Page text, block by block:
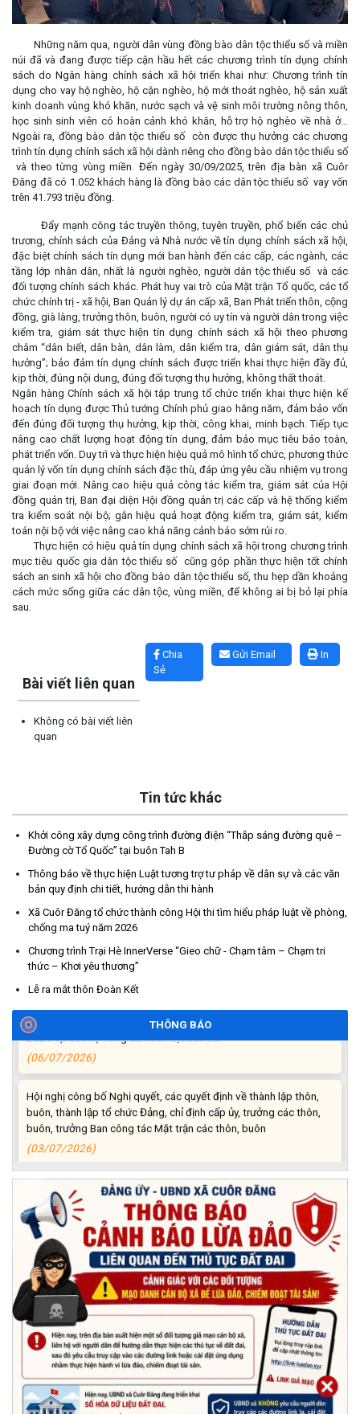
Những năm qua, người dân vùng đồng bào dân tộc thiểu số và miền
núi đã và đang được tiếp cận hầu hết các chương trình tín dụng chính
sách do Ngân hàng chính sách xã hội triển khai như: Chương trình tín
dụng cho vay hộ nghèo, hộ cận nghèo, hộ mới thoát nghèo, hộ sản xuất
kinh doanh vùng khó khăn, nước sạch và vệ sinh môi trường nông thôn,
học sinh sinh viên có hoàn cảnh khó khăn, hỗ trợ hộ nghèo về nhà ở…
Ngoài ra, đồng bào dân tộc thiểu số còn được thụ hưởng các chương
trình tín dụng chính sách xã hội dành riêng cho đồng bào dân tộc thiểu số
và theo từng vùng miền. Đến ngày 30/09/2025, trên địa bàn xã Cuôr
Đăng đã có 1.052 khách hàng là đồng bào các dân tộc thiểu số vay vốn
trên 41.793 triệu đồng.
Đẩy mạnh công tác truyền thông, tuyên truyền, phổ biến các chủ
trương, chính sách của Đảng và Nhà nước về tín dụng chính sách xã hội,
đặc biệt chính sách tín dụng mới ban hành đến các cấp, các ngành, các
tầng lớp nhân dân, nhất là người nghèo, người dân tộc thiểu số và các
đối tượng chính sách khác. Phát huy vai trò của Mặt trận Tổ quốc, các tổ
chức chính trị - xã hội, Ban Quản lý dự án cấp xã, Ban Phát triển thôn, cộng
đồng, già làng, trưởng thôn, buôn, người có uy tín và người dân trong việc
kiểm tra, giám sát thực hiện tín dụng chính sách xã hội theo phương
châm “dân biết, dân bàn, dân làm, dân kiểm tra, dân giám sát, dân thụ
hưởng”; bảo đảm tín dụng chính sách được triển khai thực hiện đầy đủ,
kịp thời, đúng nội dung, đúng đối tượng thụ hưởng, không thất thoát.
Ngân hàng Chính sách xã hội tập trung tổ chức triển khai thực hiện kế
hoạch tín dụng được Thủ tướng Chính phủ giao hằng năm, đảm bảo vốn
đến đúng đối tượng thụ hưởng, kịp thời, công khai, minh bạch. Tiếp tục
nâng cao chất lượng hoạt động tín dụng, đảm bảo mục tiêu bảo toàn,
phát triển vốn. Duy trì và thực hiện hiệu quả mô hình tổ chức, phương thức
quản lý vốn tín dụng chính sách đặc thù, đáp ứng yêu cầu nhiệm vụ trong
giai đoạn mới. Nâng cao hiệu quả công tác kiểm tra, giám sát của Hội
đồng quản trị, Ban đại diện Hội đồng quản trị các cấp và hệ thống kiểm
tra kiểm soát nội bộ; gắn hiệu quả hoạt động kiểm tra, giám sát, kiểm
toán nội bộ với việc nâng cao khả năng cảnh báo sớm rủi ro.
Thực hiện có hiệu quả tín dụng chính sách xã hội trong chương trình
mục tiêu quốc gia dân tộc thiểu số cũng góp phần thực hiện tốt chính
sách an sinh xã hội cho đồng bào dân tộc thiểu số, thu hẹp dần khoảng
cách mức sống giữa các dân tộc, vùng miền, để không ai bị bỏ lại phía
sau.
In
Gửi Email
Chia
Sẻ
Bài viết liên quan
Không có bài viết liên
quan
Tin tức khác
Khởi công xây dựng công trình đường điện “Thắp sáng đường quê –
Đường cờ Tổ Quốc” tại buôn Tah B
Thông báo về thực hiện Luật tương trợ tư pháp về dân sự và các văn
bản quy định chi tiết, hướng dẫn thi hành
Xã Cuôr Đăng tổ chức thành công Hội thi tìm hiểu pháp luật về phòng,
chống ma tuý năm 2026
Chương trình Trại Hè InnerVerse “Gieo chữ - Chạm tâm – Chạm tri
thức – Khơi yêu thương”
Lễ ra mắt thôn Đoàn Kết
THÔNG BÁO
Thông báo tiếp nhận phản ánh, kiến nghị về quy định thủ tục
hành chính
(07/08/2026)
Thông báo về thực hiện Luật tương trợ tư pháp về dân sự và
các văn bản quy định chi tiết, hướng dẫn thi hành
(04/08/2026)
Thông báo cảnh báo lừa đảo liên quan đến thủ tục đất đai
(24/07/2026)
Triển khai xây dựng mô hình “Trồng tái canh Cà phê Vối” năm
2026 tại các hộ nông dân trên địa bàn xã
(06/07/2026)
buôn, thành lập tổ chức Đảng, chỉ định cấp ủy, trưởng các thôn,
buôn, trưởng Ban công tác Mặt trận các thôn, buôn
(03/07/2026)
Xã Cuôr Đăng đã tổ chức lễ kỷ niệm 85 năm Ngày truyền thống
Người cao tuổi Việt Nam (06/06/1941-06/06/2026) và tổ
chức mừng thọ, chúc thọ Người cao tuổi trên địa bàn xã.
(05/06/2026)
PHÁT ĐỘNG THAM GIA CUỘC THI “ỨNG DỤNG TRÍ TUỆ NHÂN
TẠO VÀO CUỘC SỐNG – AI FOR LIFE 2026” TRÊN ĐỊA BÀN
TỈNH ĐẮK LẮK
(29/05/2026)
Nhiệt liệt chào mừng Ngày Khoa học, Công nghệ và Đổi mới
(15/05/2026)